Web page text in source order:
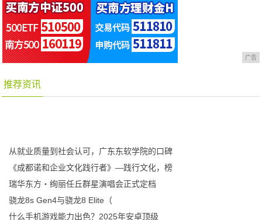
广告
推荐资讯
从就业质量到社会认可，广东东软学院的口碑
《成都诺和企业文化践行者》—践行文化，榜
瑞华东方・绚丽任丘群星演唱会正式定档
骁龙8s Gen4与骁龙8 Elite（
什么手机游戏能力出色？2025年安卓顶级